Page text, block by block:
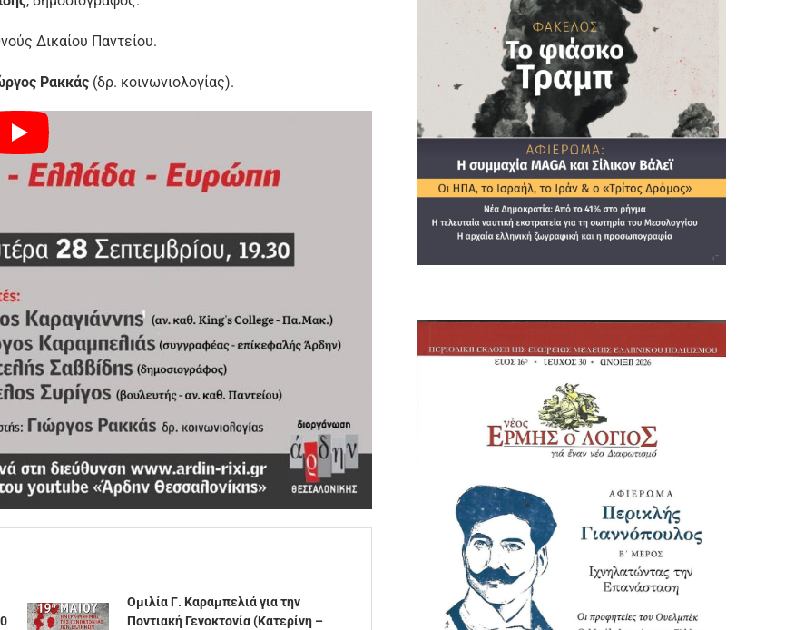
Δικαίου Παντείου.
Ρακκάς (δρ. κοινωνιολογίας).
Ομιλία Γ. Καραμπελιά για την
Ποντιακή Γενοκτονία (Κατερίνη –